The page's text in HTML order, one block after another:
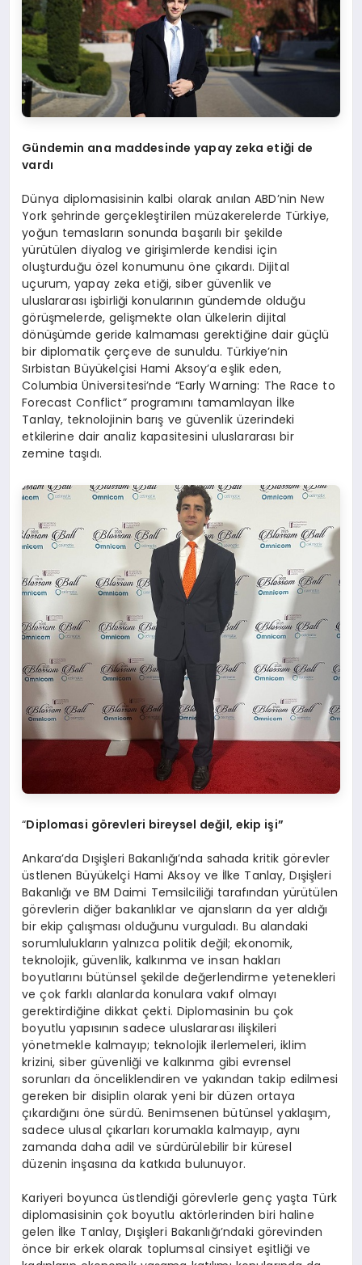
Gündemin ana maddesinde yapay zeka etiği de
vardı
Dünya diplomasisinin kalbi olarak anılan ABD’nin New
York şehrinde gerçekleştirilen müzakerelerde Türkiye,
yoğun temasların sonunda başarılı bir şekilde
yürütülen diyalog ve girişimlerde kendisi için
oluşturduğu özel konumunu öne çıkardı. Dijital
uçurum, yapay zeka etiği, siber güvenlik ve
uluslararası işbirliği konularının gündemde olduğu
görüşmelerde, gelişmekte olan ülkelerin dijital
dönüşümde geride kalmaması gerektiğine dair güçlü
bir diplomatik çerçeve de sunuldu. Türkiye’nin
Sırbistan Büyükelçisi Hami Aksoy’a eşlik eden,
Columbia Üniversitesi’nde “Early Warning: The Race to
Forecast Conflict” programını tamamlayan İlke
Tanlay, teknolojinin barış ve güvenlik üzerindeki
etkilerine dair analiz kapasitesini uluslararası bir
zemine taşıdı.
“Diplomasi görevleri bireysel değil, ekip işi”
Ankara’da Dışişleri Bakanlığı’nda sahada kritik görevler
üstlenen Büyükelçi Hami Aksoy ve İlke Tanlay, Dışişleri
Bakanlığı ve BM Daimi Temsilciliği tarafından yürütülen
görevlerin diğer bakanlıklar ve ajansların da yer aldığı
bir ekip çalışması olduğunu vurguladı. Bu alandaki
sorumlulukların yalnızca politik değil; ekonomik,
teknolojik, güvenlik, kalkınma ve insan hakları
boyutlarını bütünsel şekilde değerlendirme yetenekleri
ve çok farklı alanlarda konulara vakıf olmayı
gerektirdiğine dikkat çekti. Diplomasinin bu çok
boyutlu yapısının sadece uluslararası ilişkileri
yönetmekle kalmayıp; teknolojik ilerlemeleri, iklim
krizini, siber güvenliği ve kalkınma gibi evrensel
sorunları da önceliklendiren ve yakından takip edilmesi
gereken bir disiplin olarak yeni bir düzen ortaya
çıkardığını öne sürdü. Benimsenen bütünsel yaklaşım,
sadece ulusal çıkarları korumakla kalmayıp, aynı
zamanda daha adil ve sürdürülebilir bir küresel
düzenin inşasına da katkıda bulunuyor.
Kariyeri boyunca üstlendiği görevlerle genç yaşta Türk
diplomasisinin çok boyutlu aktörlerinden biri haline
gelen İlke Tanlay, Dışişleri Bakanlığı’ndaki görevinden
önce bir erkek olarak toplumsal cinsiyet eşitliği ve